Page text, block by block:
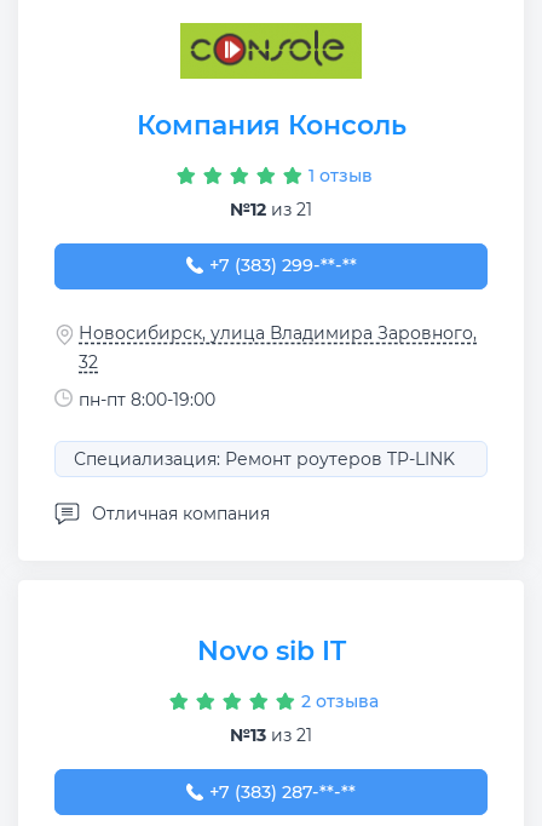
Компания Консоль
1 отзыв
№12 из 21
+7 (383) 299-17-74
+7 (383) 299-**-**
Новосибирск, улица Владимира Заровного,
32
пн-пт 8:00-19:00
Специализация: Ремонт роутеров TP-LINK
Отличная компания
Novo sib IT
2 отзыва
№13 из 21
+7 (383) 287-52-63
+7 (383) 287-**-**